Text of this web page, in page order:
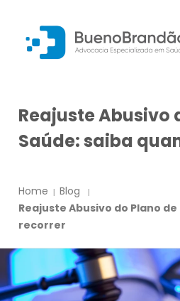
Reajuste Abusivo
Saúde: saiba
Home
Blog
Reajuste Abusivo do Plano
recorrer